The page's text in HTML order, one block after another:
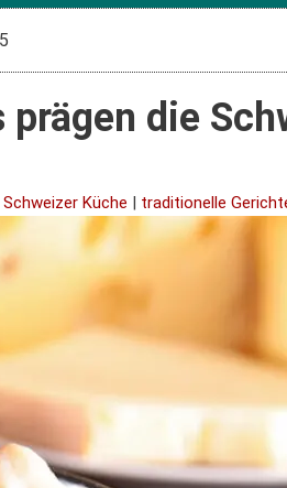
die
Schweizer Küche | traditionelle